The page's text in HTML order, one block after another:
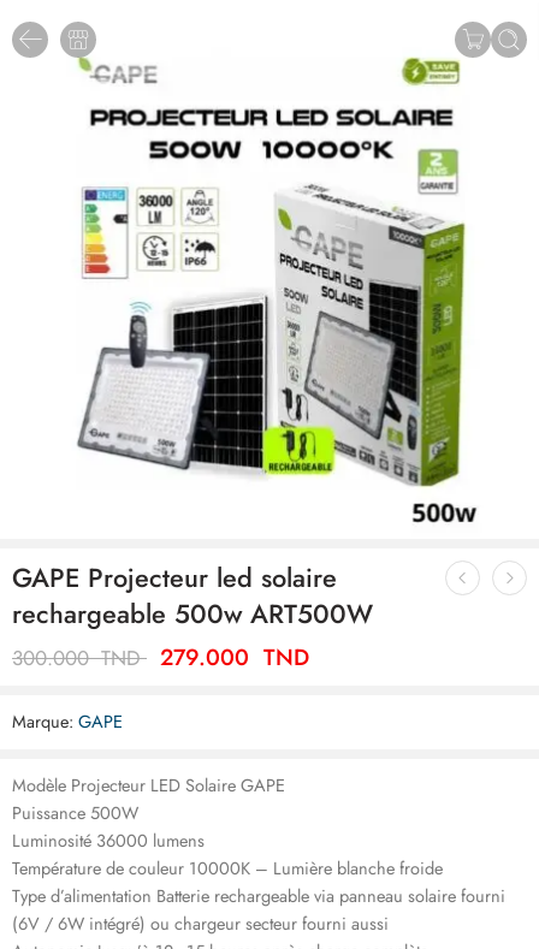
GAPE Projecteur led solaire
rechargeable 500w ART500W
300.000TND 279.000 TND
Marque: GAPE
Modèle Projecteur LED Solaire GAPE
Puissance 500W
Luminosité 36000 lumens
Température de couleur 10000K – Lumière blanche froide
Type d’alimentation Batterie rechargeable via panneau solaire fourni
(6V / 6W intégré) ou chargeur secteur fourni aussi